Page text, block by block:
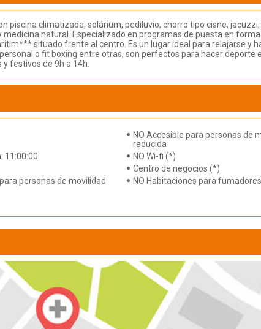
climatizada, solárium, pediluvio, chorro tipo cisne,
natural. Especializado en programas de puesta en
situado frente al centro. Es un lugar ideal para relajarse y
o fit boxing entre otras, son perfectos para hacer
festivos de 9h a 14h.
NO Accesible para personas de
reducida
11:00:00 NO Wi-fi (*)
Centro de negocios (*)
personas de movilidad
NO Habitaciones para fumadores